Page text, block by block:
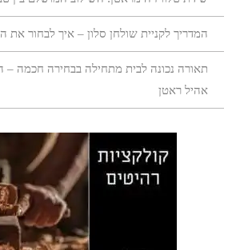
המדריך לקניית שולחן סלון – איך לבחור את
תאורה נכונה לבית מתחילה בבחירה חכמה
אהיל ראטן